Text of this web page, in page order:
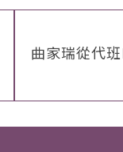
曲家瑞從代